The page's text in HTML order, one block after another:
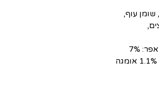
חלבון: 34% שומן: 21% סיבים תזונתיים: 2% אפר: 7%
רטיבות: 6.5% סידן: 1.1% זרחן: 0.6% סודיום: 0.5% אומגה 3: 1.1% אומגה